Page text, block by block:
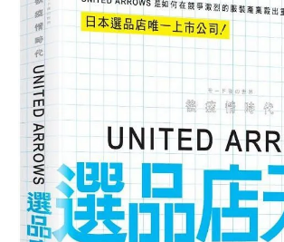
牌
獨
特
門
市
體
尚
書
推
薦】
《United
Arrows
選